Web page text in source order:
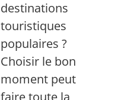
destinations
touristiques
populaires ?
Choisir le bon
moment peut
faire toute la